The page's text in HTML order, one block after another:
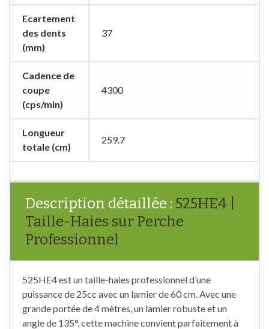
Ecartement
des dents
(mm)
37
Cadence de
coupe
(cps/min)
4300
Longueur
totale (cm)
259.7
Description détaillée : 525HE4 |
Taille-Haies sur Perche
Professionnel
525HE4 est un taille-haies professionnel d’une
puissance de 25cc avec un lamier de 60 cm. Avec une
grande portée de 4 mètres, un lamier robuste et un
angle de 135°, cette machine convient parfaitement à